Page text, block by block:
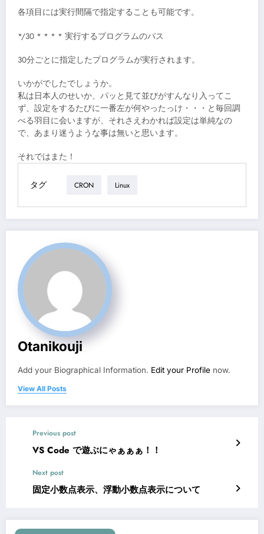
各項目には実行間隔で指定することも可能です。
*/30 * * * * 実行するプログラムのパス
30分ごとに指定したプログラムが実行されます。
いかがでしたでしょうか。
私は日本人のせいか、パッと見て並びがすんなり入ってこ
ず、設定をするたびに一番左が何やったっけ・・・と毎回調
べる羽目に会いますが、それさえわかれば設定は単純なの
で、あまり迷うような事は無いと思います。
それではまた！
タグ CRON Linux
Otanikouji
Add your Biographical Information. Edit your Profile now.
View All Posts
Previous post
VS Code で遊ぶにゃぁぁぁ！！
Next post
固定小数点表示、浮動小数点表示について